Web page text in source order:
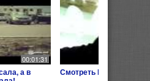
00:01:31
а в Смотреть МММ 2012 НЕ